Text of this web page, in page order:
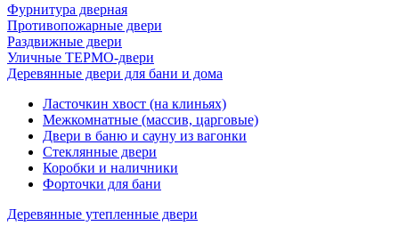
Фурнитура дверная
Противопожарные двери
Раздвижные двери
Уличные ТЕРМО-двери
Деревянные двери для бани и дома
Ласточкин хвост (на клиньях)
Межкомнатные (массив, царговые)
Двери в баню и сауну из вагонки
Стеклянные двери
Коробки и наличники
Форточки для бани
Деревянные утепленные двери